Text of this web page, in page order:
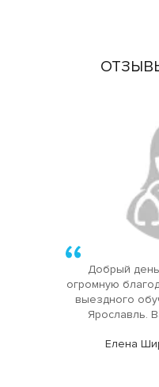
Добрый
огромную
выездного
Ярославль.
Елена